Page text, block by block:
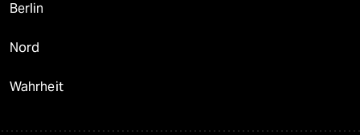
Berlin
Nord
Wahrheit